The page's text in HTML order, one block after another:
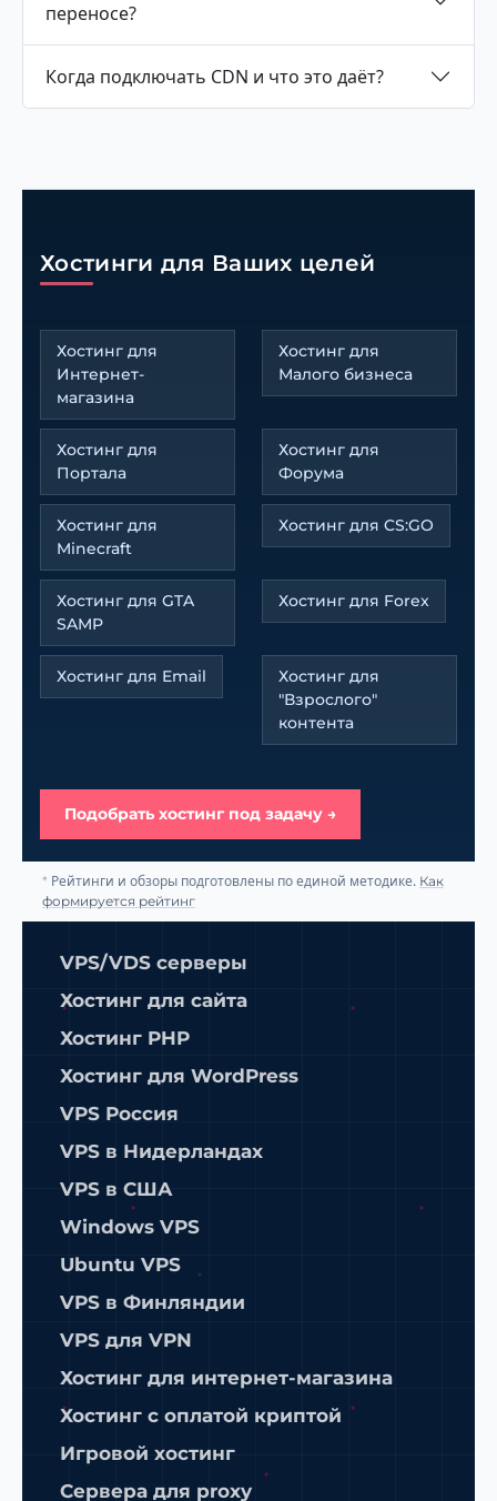
переносе?
Когда подключать CDN и что это даёт?
Хостинги для Ваших целей
Хостинг для
Интернет-
магазина
Хостинг для
Малого бизнеса
Хостинг для
Портала
Хостинг для
Форума
Хостинг для
Minecraft
Хостинг для CS:GO
Хостинг для GTA
SAMP
Хостинг для Forex
Хостинг для Email
Хостинг для
"Взрослого"
контента
Подобрать хостинг под задачу →
* Рейтинги и обзоры подготовлены по единой методике. Как
формируется рейтинг
VPS/VDS серверы
Хостинг для сайта
Хостинг PHP
Хостинг для WordPress
VPS Россия
VPS в Нидерландах
VPS в США
Windows VPS
Ubuntu VPS
VPS в Финляндии
VPS для VPN
Хостинг для интернет-магазина
Хостинг с оплатой криптой
Игровой хостинг
Сервера для proxy